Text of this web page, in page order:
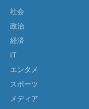
社会
政治
経済
IT
エンタメ
スポーツ
メディア